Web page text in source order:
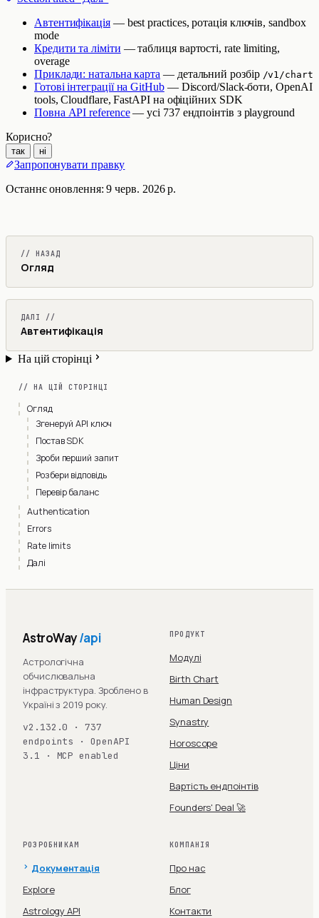
Автентифікація— best practices, ротація ключів, sandbox
mode
Кредити та ліміти — таблиця вартості, rate limiting,
overage
Приклади: натальна карта — детальний розбір /v1/chart
Готові інтеграції на GitHub— Discord/Slack-боти, OpenAI
tools, Cloudflare, FastAPI на офіційних SDK
Повна API reference— усі 737 ендпоінтів з playground
Корисно?
так ні
Запропонувати правку
Останнє оновлення:9 черв. 2026 р.
// НАЗАД
Огляд
ДАЛІ //
Автентифікація
На цій сторінці
// НА ЦІЙ СТОРІНЦІ
Огляд
Згенеруй API ключ
Постав SDK
Зроби перший запит
Розбери відповідь
Перевір баланс
Authentication
Errors
Rate limits
Далі
AstroWay/api
Астрологічна
обчислювальна
інфраструктура. Зроблено в
Україні з 2019 року.
v2.132.0 · 737
endpoints · OpenAPI
3.1 · MCP enabled
ПРОДУКТ
Модулі
Birth Chart
Human Design
Synastry
Horoscope
Ціни
Вартість ендпоінтів
Founders' Deal 🚀
РОЗРОБНИКАМ
Документація
Explore
Astrology API
КОМПАНІЯ
Про нас
Блог
Контакти